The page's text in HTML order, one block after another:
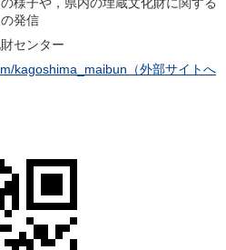
発信
センター
kagoshima_maibun（外部サイトへ